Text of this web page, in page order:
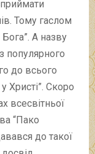
Тому гаслом
Бога”. А назву
популярного
до всього
Христі”. Скоро
всесвітньої
“Пако
до такої